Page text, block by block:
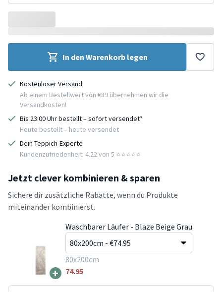
In den Warenkorb legen
Kostenloser Versand
Ab einem Bestellwert von €89 übernehmen wir die
Versandkosten!
Bis 23:00 Uhr bestellt – sofort versendet*
Heute bestellt – heute versendet
Dein Teppich-Experte
Kundenzufriedenheit: 4.22 von 5 ⭐️⭐️⭐️⭐️⭐️
Jetzt clever kombinieren & sparen
Sichere dir zusätzliche Rabatte, wenn du Produkte
miteinander kombinierst.
+
Waschbarer Läufer - Blaze Beige Grau
80x200cm
74.95